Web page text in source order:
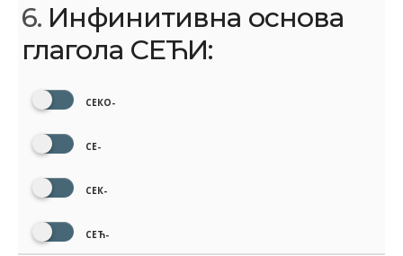
6. Инфинитивна основа
глагола СЕЋИ:
СЕКО-
СЕ-
СЕК-
СЕЋ-